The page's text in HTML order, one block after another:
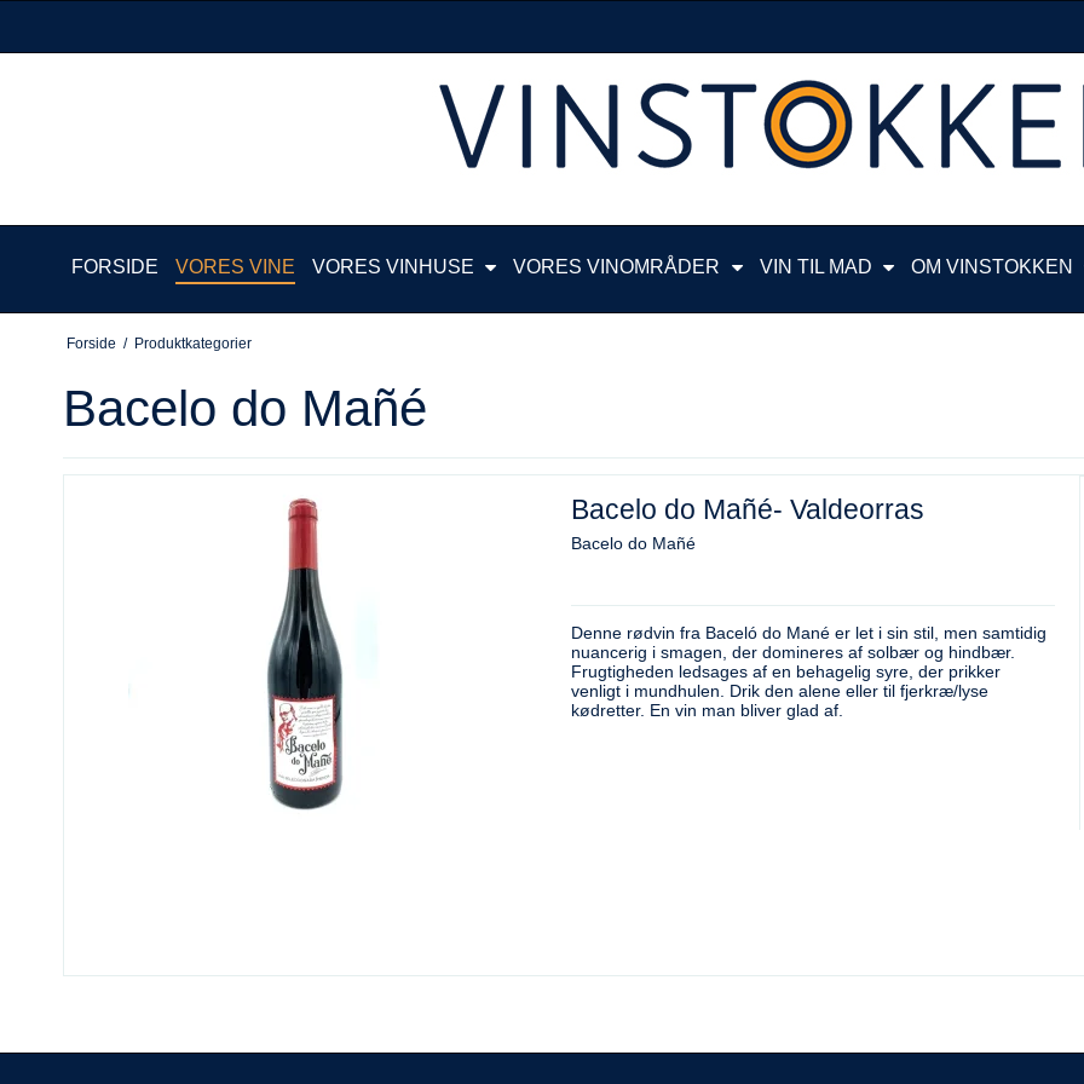
FORSIDE VORES VINE VORES VINHUSE VORES VINOMRÅDER VIN TIL MAD OM VINSTOKKEN
Forside / Produktkategorier
Bacelo do Mañé
Bacelo do Mañé- Valdeorras
Bacelo do Mañé
Denne rødvin fra Baceló do Mané er let i sin stil, men samtidig
nuancerig i smagen, der domineres af solbær og hindbær.
Frugtigheden ledsages af en behagelig syre, der prikker
venligt i mundhulen. Drik den alene eller til fjerkræ/lyse
kødretter. En vin man bliver glad af.